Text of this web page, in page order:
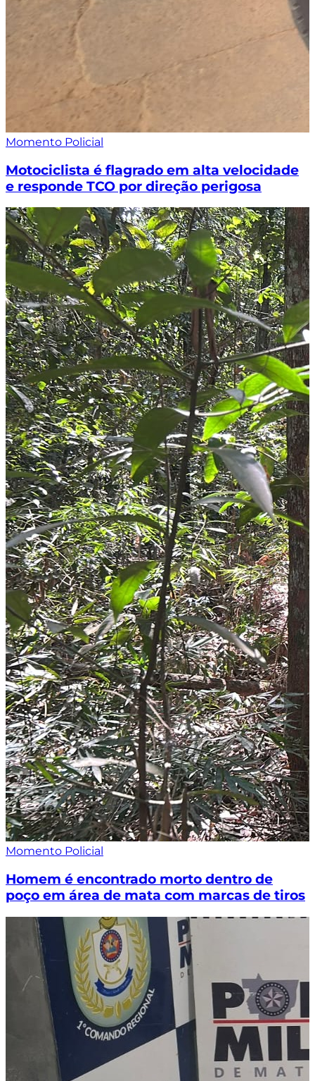
Momento Policial
Motociclista é flagrado em alta velocidade
e responde TCO por direção perigosa
Momento Policial
Homem é encontrado morto dentro de
poço em área de mata com marcas de tiros